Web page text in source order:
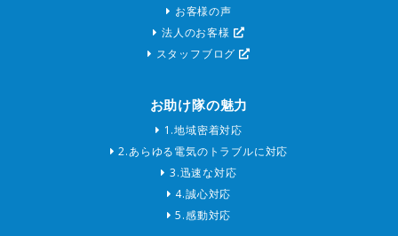
お客様の声
法人のお客様
スタッフブログ
お助け隊の魅力
1.地域密着対応
2.あらゆる電気のトラブルに対応
3.迅速な対応
4.誠心対応
5.感動対応